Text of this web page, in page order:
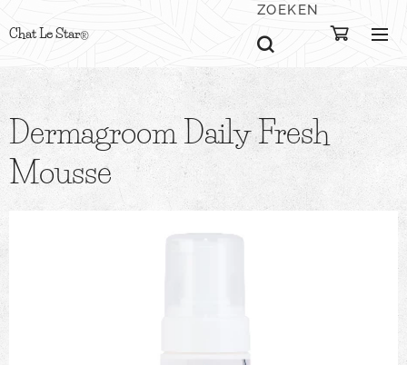
Chat Le Star®
ZOEKEN
Dermagroom Daily Fresh
Mousse